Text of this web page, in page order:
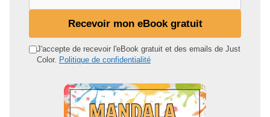
d
Recevoir mon eBook gratuit
J'accepte de recevoir l'eBook gratuit et des emails de Just
Color. Politique de confidentialité